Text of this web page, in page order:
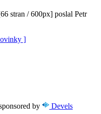
stran / 600px] poslal Petr
]
by Devels